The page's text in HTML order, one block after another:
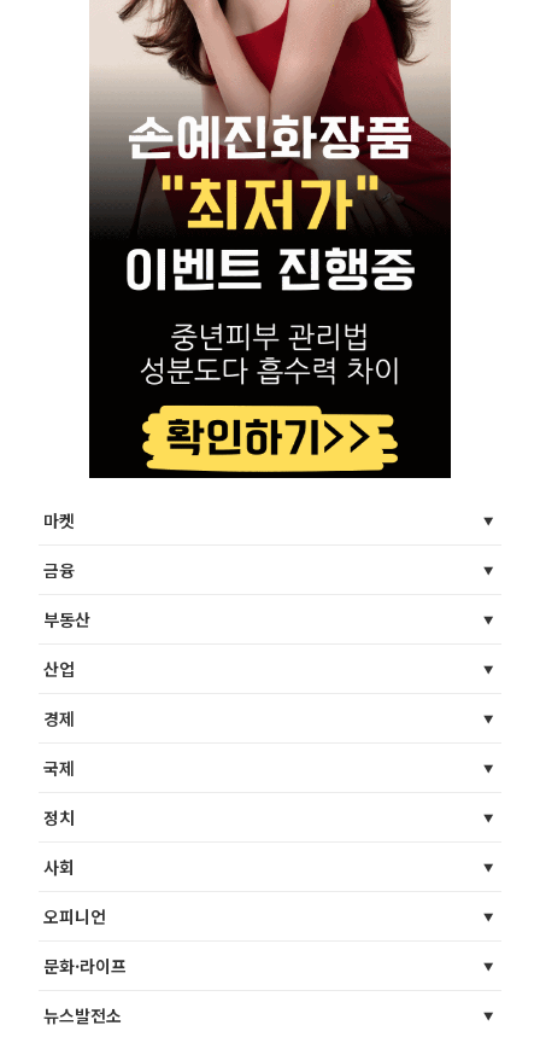
마켓
금융
부동산
산업
경제
국제
정치
사회
오피니언
문화·라이프
뉴스발전소